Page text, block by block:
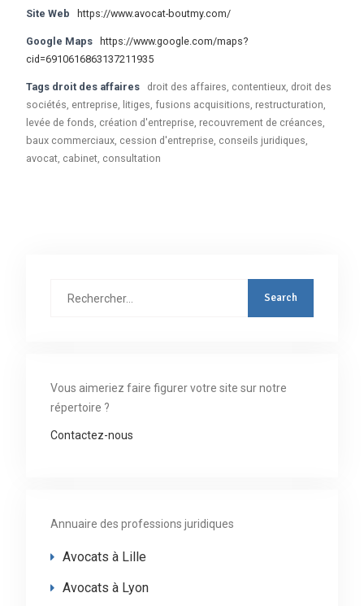
Site Web https://www.avocat-boutmy.com/
Google Maps
https://www.google.com/maps?
cid=6910616863137211935
Tags droit des affaires
droit des affaires, contentieux, droit des
sociétés, entreprise, litiges, fusions acquisitions, restructuration,
levée de fonds, création d'entreprise, recouvrement de créances,
baux commerciaux, cession d'entreprise, conseils juridiques,
avocat, cabinet, consultation
Vous aimeriez faire figurer votre site sur notre
répertoire ?
Contactez-nous
Annuaire des professions juridiques
Avocats à Lille
Avocats à Lyon